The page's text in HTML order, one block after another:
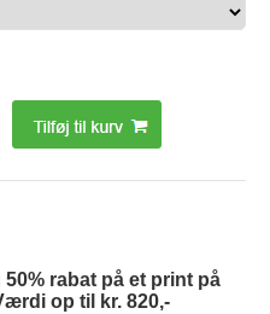
rabat på et print på
op til kr. 820,-